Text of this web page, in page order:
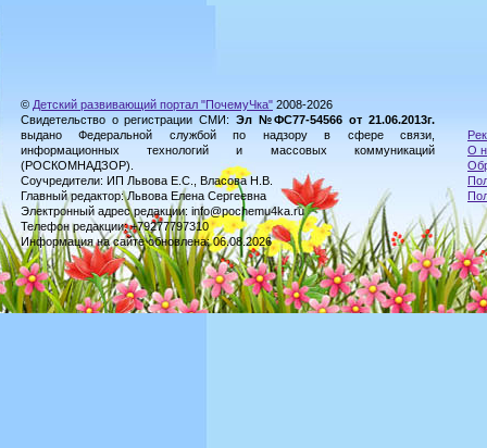
© Детский развивающий портал "ПочемуЧка" 2008-2026
Свидетельство о регистрации СМИ: Эл №ФС77-54566 от 21.06.2013г.
выдано Федеральной службой по надзору в сфере связи,
информационных технологий и массовых коммуникаций
(РОСКОМНАДЗОР).
Соучредители: ИП Львова Е.С., Власова Н.В.
Главный редактор: Львова Елена Сергеевна
Электронный адрес редакции: info@pochemu4ka.ru
Телефон редакции: +79277797310
Информация на сайте обновлена: 06.08.2026
О